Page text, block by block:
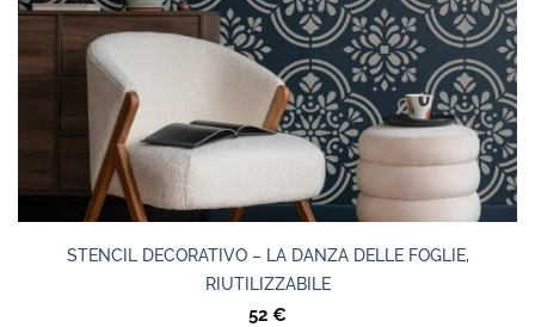
STENCIL DECORATIVO – LA DANZA DELLE FOGLIE,
RIUTILIZZABILE
52 €